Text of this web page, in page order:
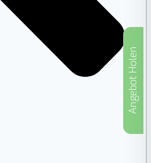
Angebot Holen